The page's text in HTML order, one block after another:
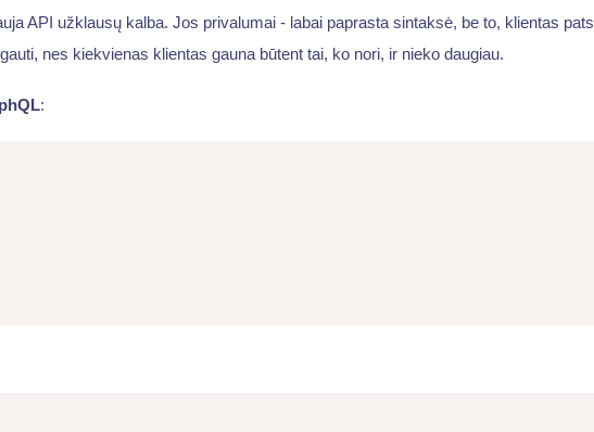
API užklausų kalba. Jos privalumai - labai paprasta sintaksė, be to, klientas pats
nes kiekvienas klientas gauna būtent tai, ko nori, ir nieko daugiau.
: